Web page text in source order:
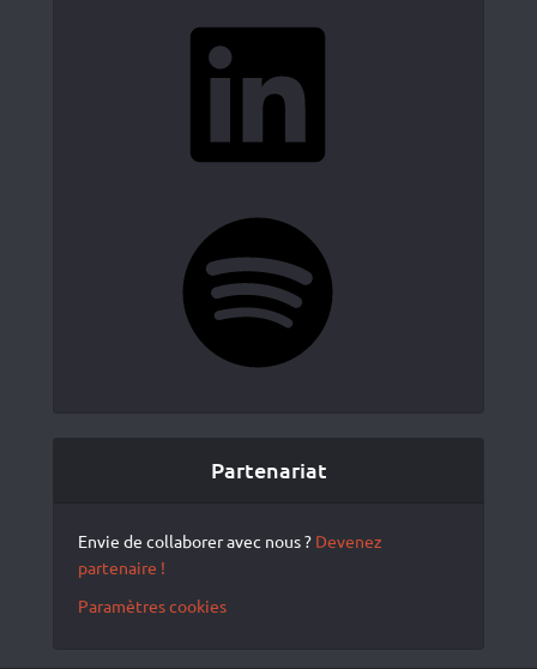
Partenariat
Envie de collaborer avec nous ? Devenez
partenaire !
Paramètres cookies